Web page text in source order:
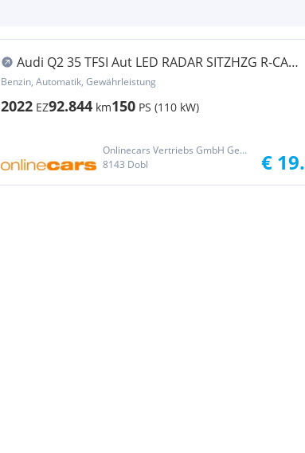
Audi Q2 35 TFSI Aut LED RADAR SITZHZG R-CAM
PDC
Benzin, Automatik, Gewährleistung
2022 EZ92.844 km150 PS (110 kW)
Onlinecars Vertriebs GmbH Gebrauchtwagen-Outlet  Werkstätte  Spenglerei  Lackiererei
8143 Dobl
€